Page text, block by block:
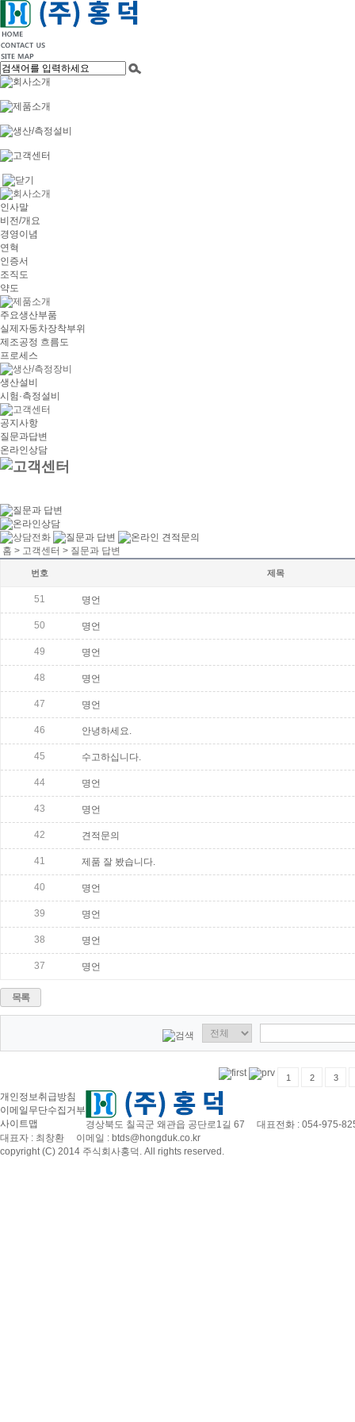
인사말
비전/개요
경영이념
연혁
인증서
조직도
약도
주요생산부품
실제자동차장착부위
제조공정 흐름도
프로세스
생산설비
시험·측정설비
공지사항
질문과답변
온라인상담
홈 > 고객센터 > 질문과 답변
번호 제목
51 명언
50 명언
49 명언
48 명언
47 명언
46 안녕하세요.
45 수고하십니다.
44 명언
43 명언
42 견적문의
41 제품 잘 봤습니다.
40 명언
39 명언
38 명언
37 명언
목록
1 2 3
개인정보취급방침
이메일무단수집거부
사이트맵
경상북도 칠곡군 왜관읍 공단로1길 67 대표전화 : 054-975-
대표자 : 최창환 이메일 : btds@hongduk.co.kr
copyright (C) 2014 주식회사홍덕. All rights reserved.